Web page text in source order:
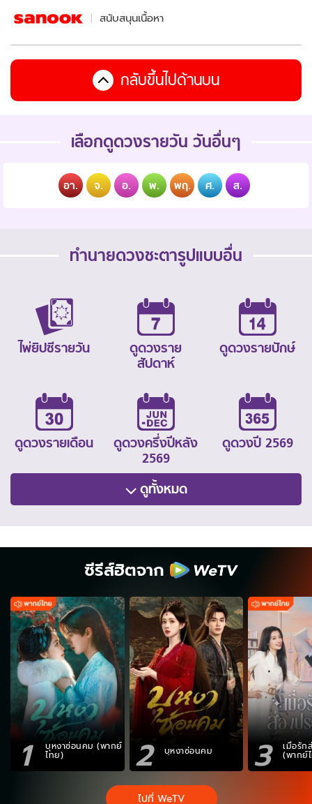
สนับสนุนเนื้อหา
กลับขึ้นไปด้านบน
เลือกดูดวงรายวัน วันอื่นๆ
อา. จ. อ. พ. พฤ. ศ. ส.
ทำนายดวงชะตารูปแบบอื่น
ไพ่ยิปซีรายวัน
ดูดวงราย
สัปดาห์
ดูดวงรายปักษ์
ดูดวงรายเดือน
ดูดวงครึ่งปีหลัง
2569
ดูดวงปี 2569
ดูทั้งหมด
ซีรีส์ฮิตจาก
1 บุหงาซ่อนคม (พากย์
ไทย) 2 บุหงาซ่อนคม 3 เมื่อรัก
(พากย์
ไปที่ WeTV